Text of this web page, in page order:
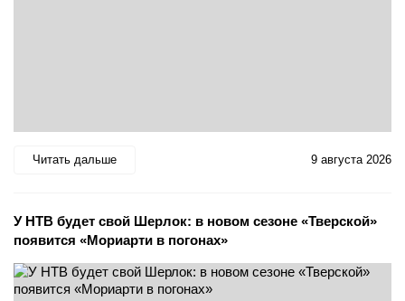
Читать дальше 9 августа 2026
У НТВ будет свой Шерлок: в новом сезоне «Тверской»
появится «Мориарти в погонах»